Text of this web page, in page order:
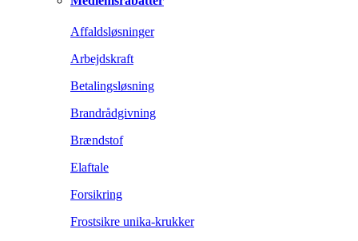
Affaldsløsninger
Arbejdskraft
Betalingsløsning
Brandrådgivning
Brændstof
Elaftale
Forsikring
Frostsikre unika-krukker